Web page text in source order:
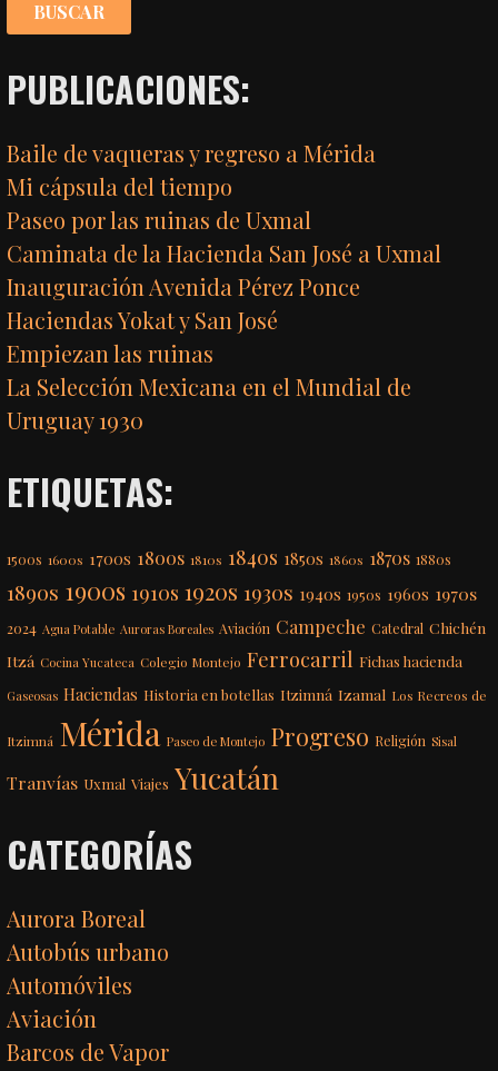
PUBLICACIONES:
Baile de vaqueras y regreso a Mérida
Mi cápsula del tiempo
Paseo por las ruinas de Uxmal
Caminata de la Hacienda San José a Uxmal
Inauguración Avenida Pérez Ponce
Haciendas Yokat y San José
Empiezan las ruinas
La Selección Mexicana en el Mundial de
Uruguay 1930
ETIQUETAS:
1500s 1600s 1700s 1800s 1810s 1840s 1850s 1860s 1870s 1880s
1890s 1900s 1910s 1920s 1930s 1940s 1950s 1960s 1970s
2024 Agua Potable Auroras Boreales Aviación Campeche Catedral Chichén
Itzá Cocina Yucateca Colegio Montejo Ferrocarril Fichas hacienda
Gaseosas Haciendas Historia en botellas Itzimná Izamal Los Recreos de
Itzimná Mérida Paseo de Montejo Progreso Religión Sisal
Tranvías Uxmal Viajes Yucatán
CATEGORÍAS
Aurora Boreal
Autobús urbano
Automóviles
Aviación
Barcos de Vapor